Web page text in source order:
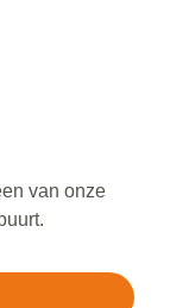
van onze